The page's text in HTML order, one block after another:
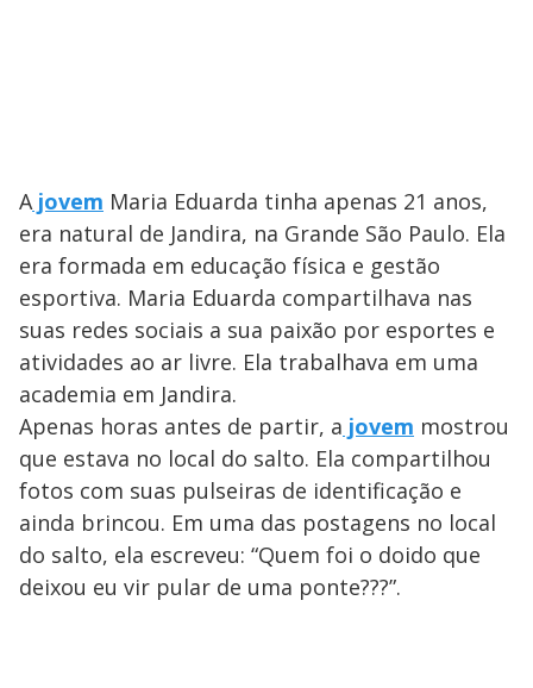
A jovem Maria Eduarda tinha apenas 21 anos,
era natural de Jandira, na Grande São Paulo. Ela
era formada em educação física e gestão
esportiva. Maria Eduarda compartilhava nas
suas redes sociais a sua paixão por esportes e
atividades ao ar livre. Ela trabalhava em uma
academia em Jandira.
Apenas horas antes de partir, a jovem mostrou
que estava no local do salto. Ela compartilhou
fotos com suas pulseiras de identificação e
ainda brincou. Em uma das postagens no local
do salto, ela escreveu: “Quem foi o doido que
deixou eu vir pular de uma ponte???”.